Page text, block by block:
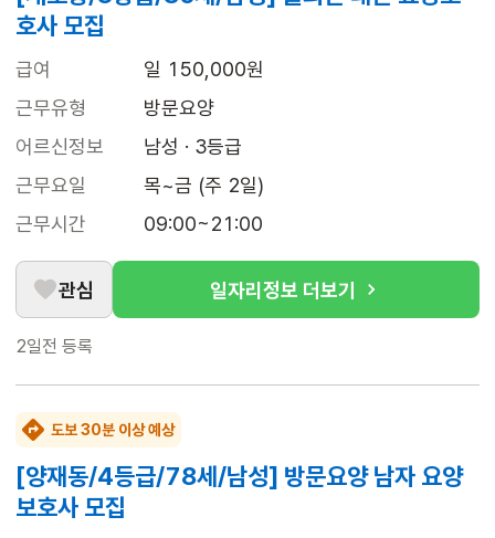
호사 모집
급여
일 150,000원
근무유형
방문요양
어르신정보
남성 · 3등급
근무요일
목~금 (주 2일)
근무시간
09:00~21:00
관심 일자리정보 더보기
2일전 등록
도보 30분 이상 예상
[양재동/4등급/78세/남성] 방문요양 남자 요양
보호사 모집